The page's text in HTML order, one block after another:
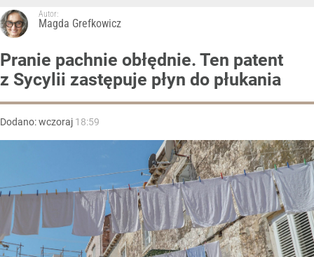
Autor:
Magda Grefkowicz
Pranie pachnie obłędnie. Ten patent
z Sycylii zastępuje płyn do płukania
Dodano:wczoraj 18:59